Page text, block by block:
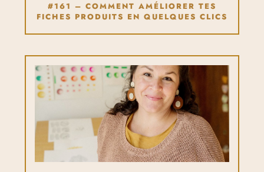
#161 – COMMENT AMÉLIORER TES
FICHES PRODUITS EN QUELQUES CLICS